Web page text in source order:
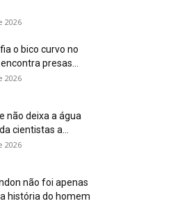
2026
o bico curvo no
presas...
2026
não deixa a água
cientistas a...
2026
não foi apenas
história do homem